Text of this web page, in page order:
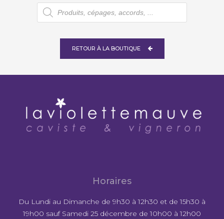
Recherche
de
produits
RETOUR À LA BOUTIQUE
Horaires
Du Lundi au Dimanche de 9h30 à 12h30 et de 15h30 à
19h00 sauf Samedi 25 décembre de 10h00 à 12h00